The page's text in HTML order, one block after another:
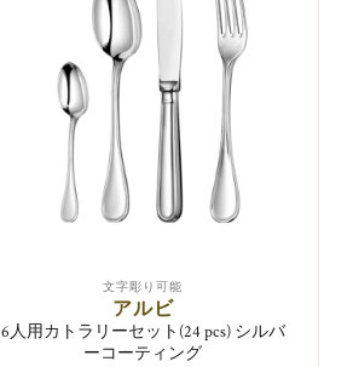
文字彫り可能
アルビ
6人用カトラリーセット(24 pcs) シルバ
ーコーティング